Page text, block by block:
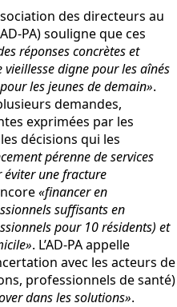
des directeurs au
PA) souligne que ces
réponses concrètes et
digne pour les aînés
les jeunes de demain».
demandes,
exprimées par les
décisions qui les
pérenne de services
éviter une fracture
«financer en
suffisants en
pour 10 résidents) et
. L’AD-PA appelle
avec les acteurs de
professionnels de santé)
dans les solutions».